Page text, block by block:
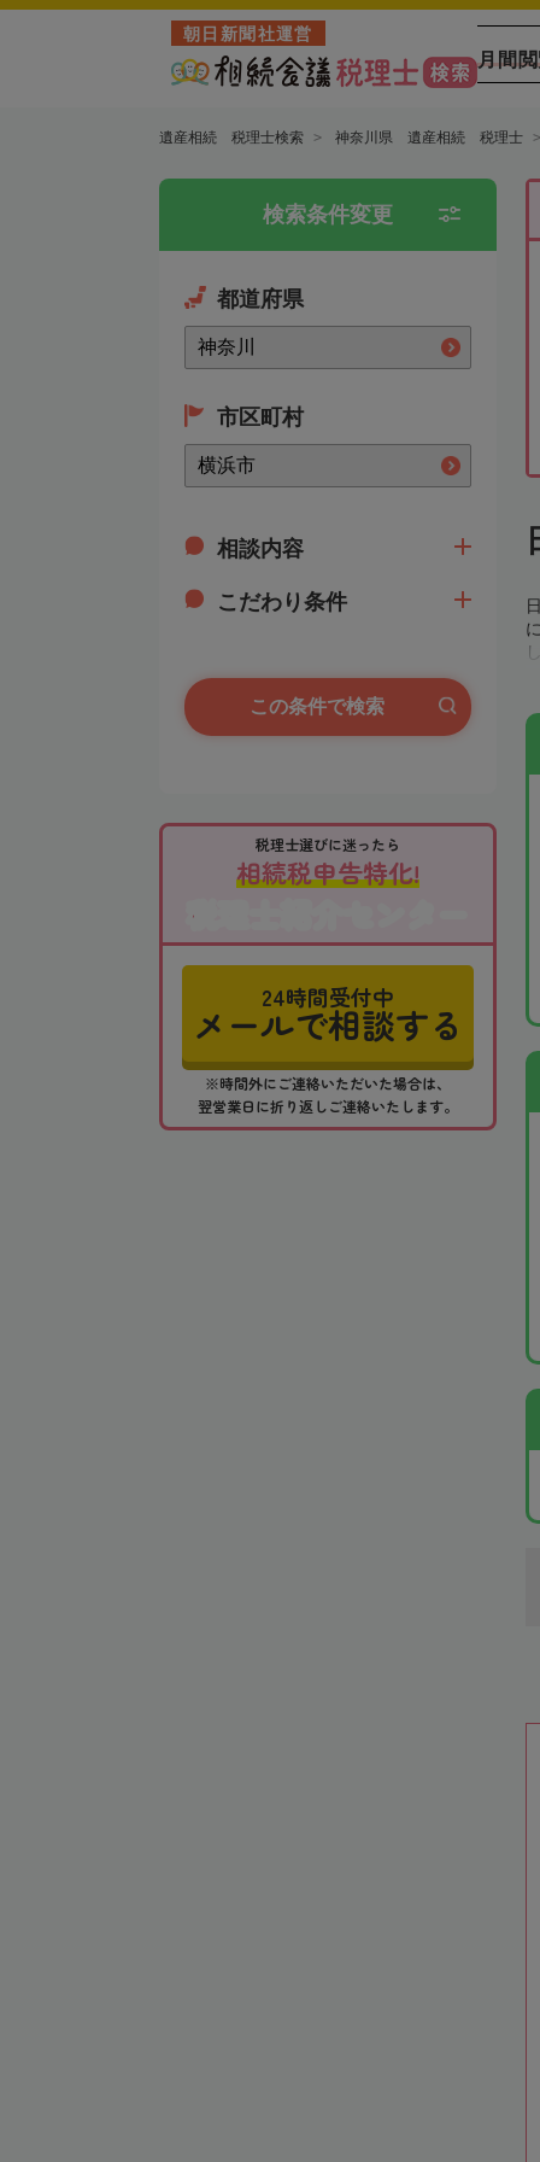
朝日新聞社運営
月間
遺産相続 税理士検索 神奈川県 遺産相続 税理士
検索条件変更
都道府県
市区町村
相談内容
こだわり条件
この条件で検索
税理士選びに迷ったら
相続税申告特化!
税理士紹介センター
24時間受付中
メールで相談する
※時間外にご連絡いただいた場合は、
翌営業日に折り返しご連絡いたします。